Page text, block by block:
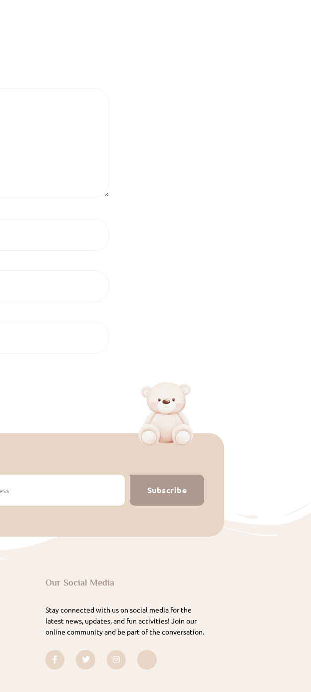
Subscribe
Our Social Media
Stay connected with us on social media for the
latest news, updates, and fun activities! Join our
online community and be part of the conversation.